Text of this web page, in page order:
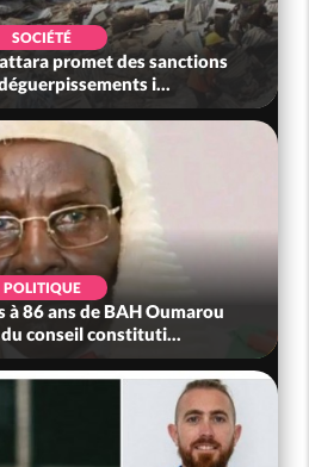
SOCIÉTÉ
promet des sanctions
i...
POLITIQUE
à 86 ans de BAH Oumarou
conseil constituti...